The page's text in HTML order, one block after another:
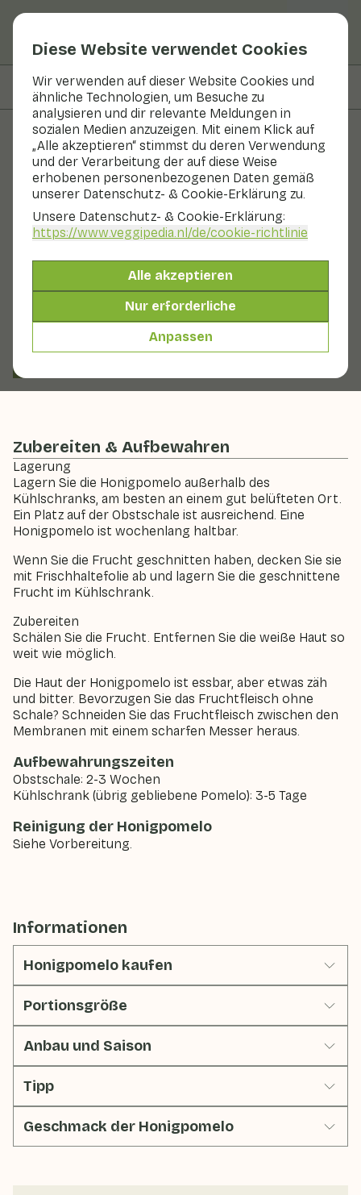
Diese Website verwendet Cookies
Wir verwenden auf dieser Website Cookies und
ähnliche Technologien, um Besuche zu
analysieren und dir relevante Meldungen in
sozialen Medien anzuzeigen. Mit einem Klick auf
„Alle akzeptieren“ stimmst du deren Verwendung
und der Verarbeitung der auf diese Weise
erhobenen personenbezogenen Daten gemäß
unserer Datenschutz- & Cookie-Erklärung zu.
Unsere Datenschutz- & Cookie-Erklärung:
https://www.veggipedia.nl/de/cookie-richtlinie
Alle akzeptieren
Nur erforderliche
Anpassen
Auf dieser Seite Informationen
Obst und Gemüse
Honig-Pomelo
Obst Kühlschrank Obstschale
Pomelo. Diese riesige Zitrusfrucht hat eine besonders
dicke Schale. Die Frucht kann bis zu 30 Zentimeter
groß werden. Der Geschmack ist süßer und weniger
bitter als der der gewöhnlichen Pomelo. Die meisten
Honigpomelos kommen aus China.
Zubereiten & Aufbewahren
Lagerung
Lagern Sie die Honigpomelo außerhalb des
Kühlschranks, am besten an einem gut belüfteten Ort.
Ein Platz auf der Obstschale ist ausreichend. Eine
Honigpomelo ist wochenlang haltbar.
Wenn Sie die Frucht geschnitten haben, decken Sie sie
mit Frischhaltefolie ab und lagern Sie die geschnittene
Frucht im Kühlschrank.
Zubereiten
Schälen Sie die Frucht. Entfernen Sie die weiße Haut so
weit wie möglich.
Die Haut der Honigpomelo ist essbar, aber etwas zäh
und bitter. Bevorzugen Sie das Fruchtfleisch ohne
Schale? Schneiden Sie das Fruchtfleisch zwischen den
Membranen mit einem scharfen Messer heraus.
Aufbewahrungszeiten
Obstschale: 2-3 Wochen
Kühlschrank (übrig gebliebene Pomelo): 3-5 Tage
Reinigung der Honigpomelo
Siehe Vorbereitung.
Informationen
Honigpomelo kaufen
Portionsgröße
Anbau und Saison
Tipp
Geschmack der Honigpomelo